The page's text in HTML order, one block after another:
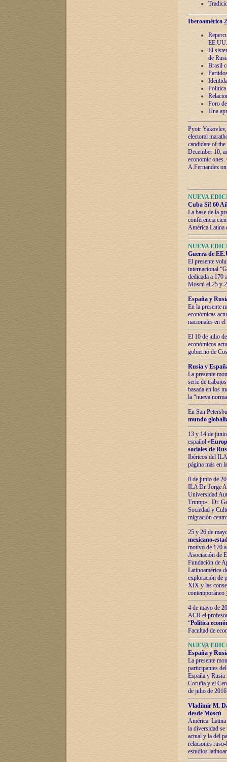
Iberoamérica
EE.UU.
El
de
Brasil
Política
Foro
Una
Pyotr
electoral
candidate of
December 10,
economic
A.Fernandez
NUEVA
Cuba Sí! 60
La base de la
conferencia
América Latina
NUEVA
Guerra de
El presente
internacional
dedicada a 170
Moscú el 25 y
España y
En la presente
económicas
nacionales en
El 10 de julio
económicos
gobierno de
Rusia y
La presente
serie de
basada en los
la “nueva
En San
mundo
13 y 14 de
español «
sociales de
Ibéricos del ILA
página más en
8 de junio de
ILA Dr. Jorge
Universidad
Trump». Dr.
Sociedad y
migración
25 y 26 de
mexicano-
motivo de 170
Asociación de
Fundación de
Latinoamérica
exploración de
XIX y las
contemporáneo
4 de mayo de
ACR el
“Política
Facultad de
NUEVA
España y
La presente
participantes
España y
Coruña y el
de julio de
Vladímir М.
desde Moscú.
América Latina
la diversidad
actual у lа del
relaciones
estudios